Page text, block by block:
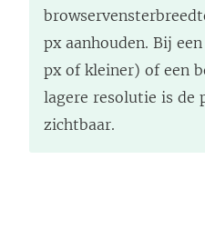
px aanhouden. Bij
px of kleiner) of een
lagere resolutie is de
zichtbaar.